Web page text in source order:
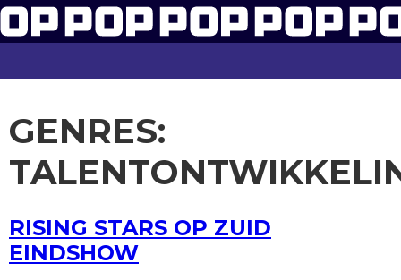
GENRES:
RISING STARS OP ZUID
EINDSHOW